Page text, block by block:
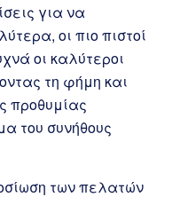
για να
οι πιο πιστοί
οι καλύτεροι
τη φήμη και
προθυμίας
του συνήθους
των πελατών